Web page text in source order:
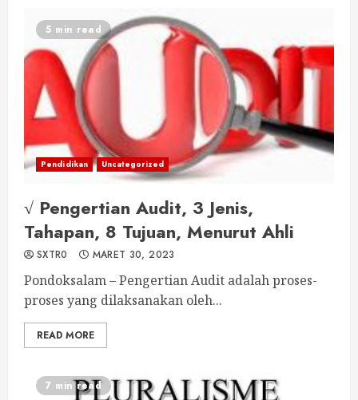
5 min read
Pendidikan Uncategorized
√ Pengertian Audit, 3 Jenis,
Tahapan, 8 Tujuan, Menurut Ahli
SXTR0 MARET 30, 2023
Pondoksalam – Pengertian Audit adalah proses-
proses yang dilaksanakan oleh...
READ MORE
7 min read